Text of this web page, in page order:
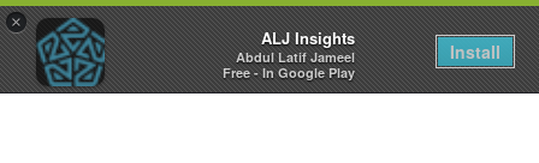
×
ALJ Insights
Abdul Latif Jameel
Free - In Google Play
Install
Toggle
navigation